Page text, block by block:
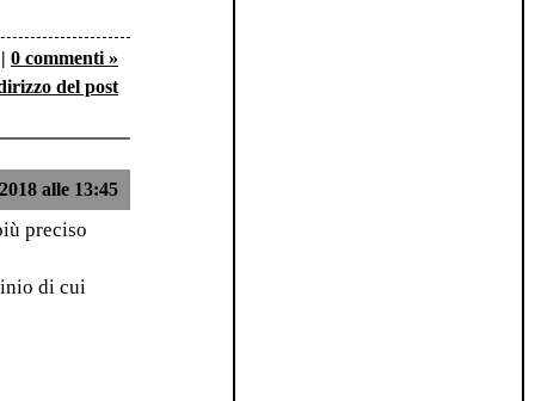
| 0 commenti »
del post
alle 13:45
preciso
di cui